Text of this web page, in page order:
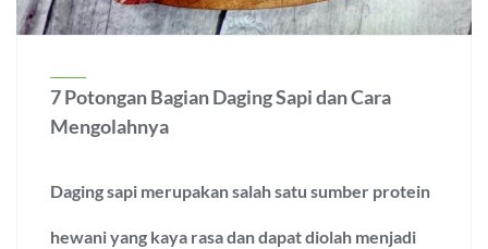
7 Potongan Bagian Daging Sapi dan Cara
Mengolahnya
Daging sapi merupakan salah satu sumber protein
hewani yang kaya rasa dan dapat diolah menjadi